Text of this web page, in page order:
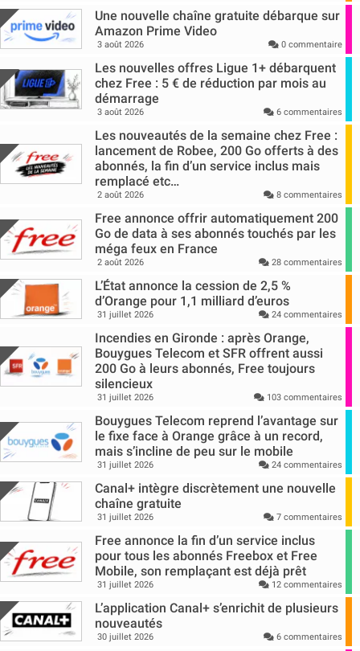
Une nouvelle chaîne gratuite débarque sur
Amazon Prime Video
3 août 2026 0 commentaire
Les nouvelles offres Ligue 1+ débarquent
chez Free : 5 € de réduction par mois au
démarrage
3 août 2026 6 commentaires
Les nouveautés de la semaine chez Free :
lancement de Robee, 200 Go offerts à des
abonnés, la fin d’un service inclus mais
remplacé etc…
2 août 2026 8 commentaires
Free annonce offrir automatiquement 200
Go de data à ses abonnés touchés par les
méga feux en France
2 août 2026 28 commentaires
L’État annonce la cession de 2,5 %
d’Orange pour 1,1 milliard d’euros
31 juillet 2026 24 commentaires
Incendies en Gironde : après Orange,
Bouygues Telecom et SFR offrent aussi
200 Go à leurs abonnés, Free toujours
silencieux
31 juillet 2026 103 commentaires
Bouygues Telecom reprend l’avantage sur
le fixe face à Orange grâce à un record,
mais s’incline de peu sur le mobile
31 juillet 2026 24 commentaires
Canal+ intègre discrètement une nouvelle
chaîne gratuite
31 juillet 2026 7 commentaires
Free annonce la fin d’un service inclus
pour tous les abonnés Freebox et Free
Mobile, son remplaçant est déjà prêt
31 juillet 2026 12 commentaires
L’application Canal+ s’enrichit de plusieurs
nouveautés
30 juillet 2026 6 commentaires